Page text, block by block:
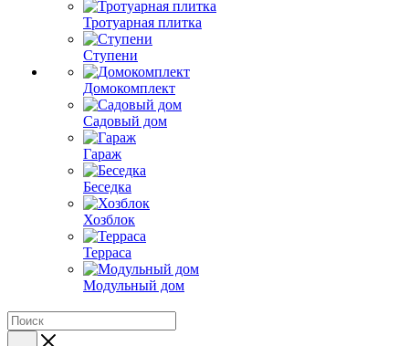
Тротуарная плитка
Ступени
Домокомплект
Садовый дом
Гараж
Беседка
Хозблок
Терраса
Модульный дом